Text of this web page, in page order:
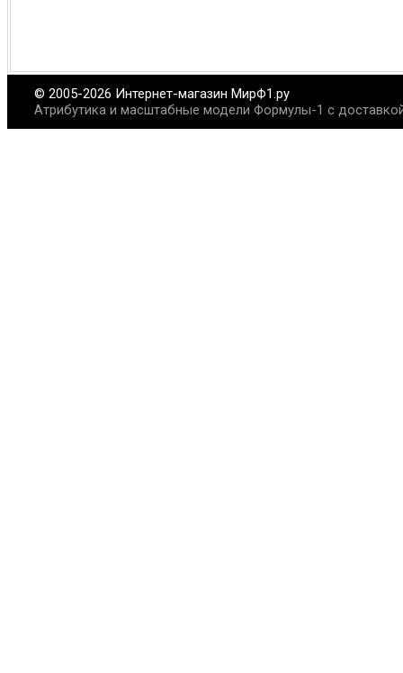
© 2005-2026 Интернет-магазин МирФ1.ру
Атрибутика и масштабные модели Формулы-1 с